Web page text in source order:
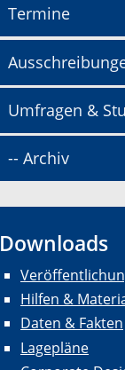
Termine
Umfragen &
-- Archiv
Downloads
Hilfen &
Daten & Fakten
Lagepläne